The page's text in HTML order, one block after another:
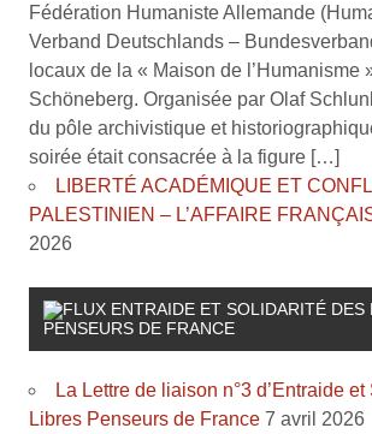
Fédération Humaniste Allemande
Verband Deutschlands –
locaux de la « Maison de l’Humanisme
Schöneberg. Organisée par Olaf
du pôle archivistique et
soirée était consacrée à la figure […]
LIBERTÉ ACADÉMIQUE ET
PALESTINIEN – L’AFFAIRE
2026
ENTRAIDE ET SOLIDARITÉ DES
PENSEURS DE FRANCE
La Lettre de liaison n°3 d’Entraide
Libres Penseurs de France 7 avril 2026